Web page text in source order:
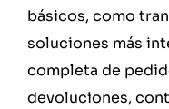
básicos, como
soluciones más
completa de
devoluciones,